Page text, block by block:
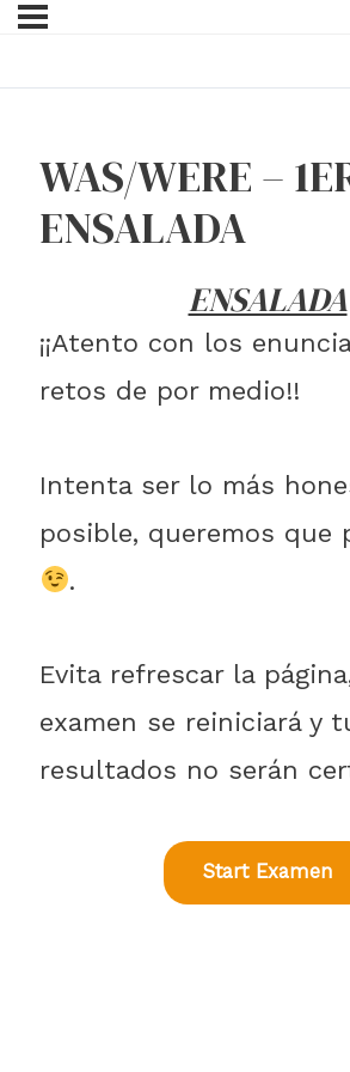
WAS/WERE –
ENSALADA
ENSALADA
¡¡Atento con los
retos de por medio!!
Intenta ser lo más
posible, queremos que
.
Evita refrescar la
examen se reiniciará y
resultados no serán